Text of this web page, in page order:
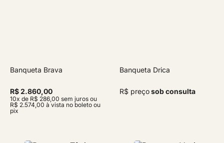
Banqueta Brava
R$ 2.860,00
10x de R$ 286,00 sem juros ou
R$ 2.574,00 à vista no boleto ou
pix
Banqueta Drica
R$ preçosob consulta